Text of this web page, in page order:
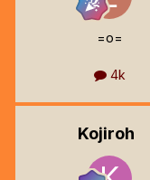
=o=
4k
Kojiroh